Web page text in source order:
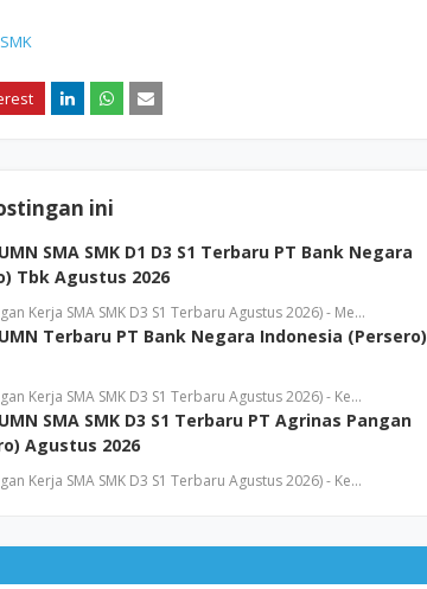
SMK
ini
SMA SMK D1 D3 S1 Terbaru PT Bank Negara
Tbk Agustus 2026
Kerja SMA SMK D3 S1 Terbaru Agustus 2026) - Me…
Terbaru PT Bank Negara Indonesia (Persero)
Kerja SMA SMK D3 S1 Terbaru Agustus 2026) - Ke…
SMA SMK D3 S1 Terbaru PT Agrinas Pangan
Agustus 2026
Kerja SMA SMK D3 S1 Terbaru Agustus 2026) - Ke…